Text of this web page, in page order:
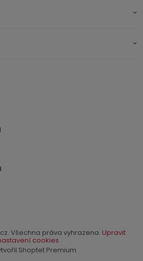
Shoptet Premium
. Všechna práva vyhrazena. Upravit
cookies